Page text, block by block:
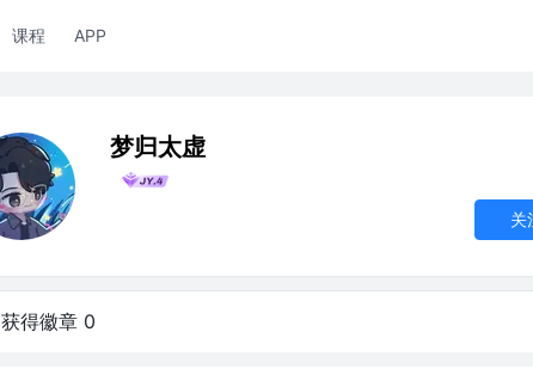
课程 APP
梦归太虚
关
获得徽章 0